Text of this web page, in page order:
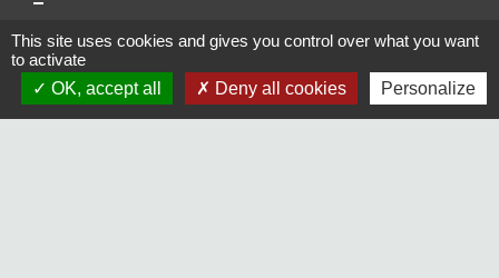
Maison Elsa Triolet Aragon
Office du Tourisme
Médiathèque "Les yeux d'Elsa"
Le Cratère, salle de cinéma et de spectacles
This site uses cookies and gives you control over what you want
to activate
OK, accept all
Deny all cookies Personalize